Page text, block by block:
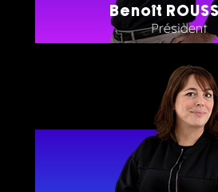
Benoît
Président